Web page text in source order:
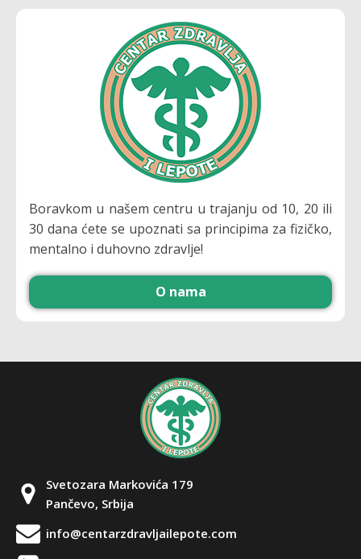
Boravkom u našem centru u trajanju od 10, 20 ili
30 dana ćete se upoznati sa principima za fizičko,
mentalno i duhovno zdravlje!
O nama
Svetozara Markovića 179
Pančevo, Srbija
info@centarzdravljailepote.com